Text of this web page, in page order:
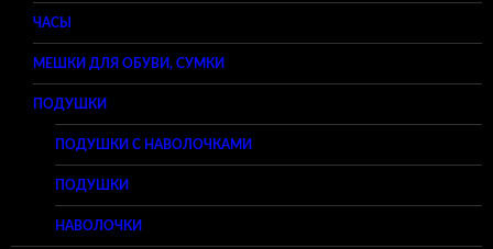
ЧАСЫ
МЕШКИ ДЛЯ ОБУВИ, СУМКИ
ПОДУШКИ
ПОДУШКИ С НАВОЛОЧКАМИ
ПОДУШКИ
НАВОЛОЧКИ